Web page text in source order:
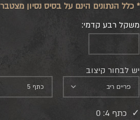
* כלל הנתונים הינם על בסיס נסיון
משקל רבע קדמי:
יש לבחור קיצוב
כתף 4:
0